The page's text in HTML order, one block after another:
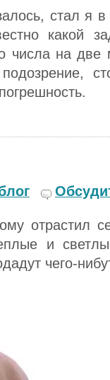
стал я в
какой
числа на две
подозрение,
отрастил
и
чего-